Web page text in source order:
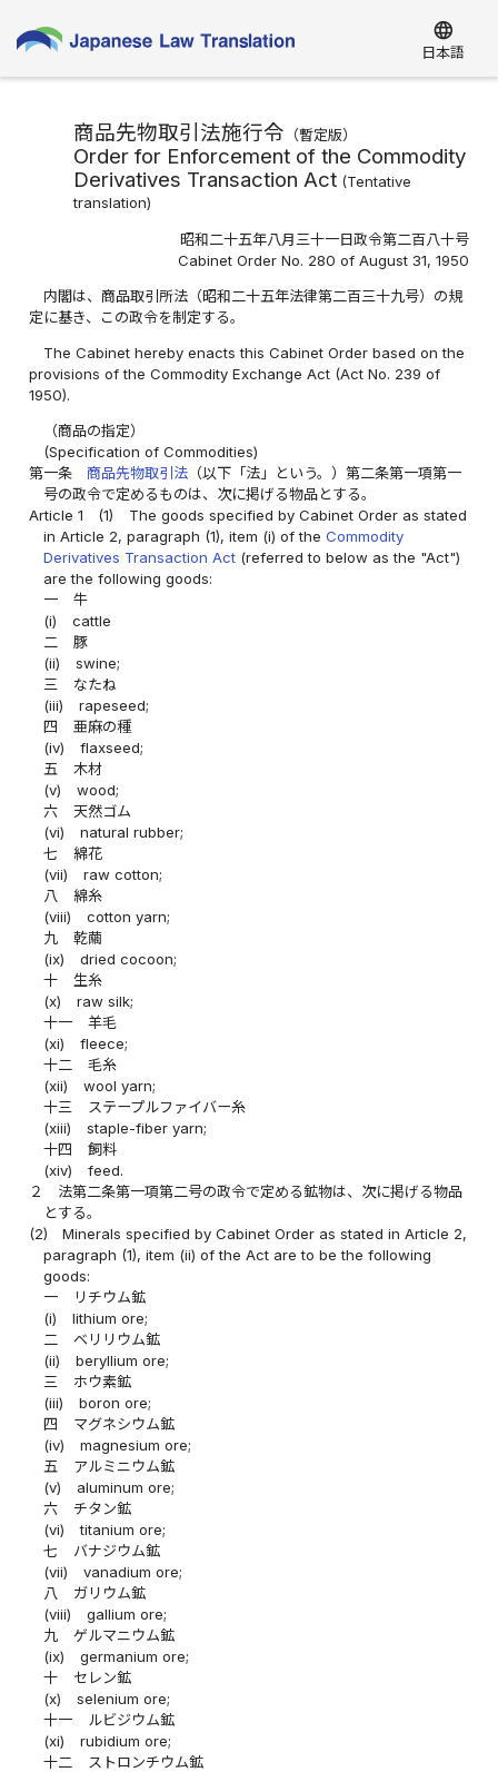
language
日本語
商品先物取引法施行令 （暫定版）
Order for Enforcement of the Commodity
Derivatives Transaction Act(Tentative
translation)
昭和二十五年八月三十一日政令第二百八十号
Cabinet Order No. 280 of August 31, 1950
内閣は、商品取引所法（昭和二十五年法律第二百三十九号）の規
定に基き、この政令を制定する。
The Cabinet hereby enacts this Cabinet Order based on the
provisions of the Commodity Exchange Act (Act No. 239 of
1950).
（商品の指定）
(Specification of Commodities)
第一条
商品先物取引法 （以下「法」という。）第二条第一項第一
号の政令で定めるものは、次に掲げる物品とする。
Article 1
(1)
The goods specified by Cabinet Order as stated
in Article 2, paragraph (1), item (i) of theCommodity
Derivatives Transaction Act (referred to below as the "Act")
are the following goods:
一
牛
(i)
cattle
二
豚
(ii)
swine;
三
なたね
(iii)
rapeseed;
四
亜麻の種
(iv)
flaxseed;
五
木材
(v)
wood;
六
天然ゴム
(vi)
natural rubber;
七
綿花
(vii)
raw cotton;
八
綿糸
(viii)
cotton yarn;
九
乾繭
(ix)
dried cocoon;
十
生糸
(x)
raw silk;
十一
羊毛
(xi)
fleece;
十二
毛糸
(xii)
wool yarn;
十三
ステープルファイバー糸
(xiii)
staple-fiber yarn;
十四
飼料
(xiv)
feed.
２
法第二条第一項第二号の政令で定める鉱物は、次に掲げる物品
とする。
(2)
Minerals specified by Cabinet Order as stated in Article 2,
paragraph (1), item (ii) of the Act are to be the following
goods:
一
リチウム鉱
(i)
lithium ore;
二
ベリリウム鉱
(ii)
beryllium ore;
三
ホウ素鉱
(iii)
boron ore;
四
マグネシウム鉱
(iv)
magnesium ore;
五
アルミニウム鉱
(v)
aluminum ore;
六
チタン鉱
(vi)
titanium ore;
七
バナジウム鉱
(vii)
vanadium ore;
八
ガリウム鉱
(viii)
gallium ore;
九
ゲルマニウム鉱
(ix)
germanium ore;
十
セレン鉱
(x)
selenium ore;
十一
ルビジウム鉱
(xi)
rubidium ore;
十二
ストロンチウム鉱